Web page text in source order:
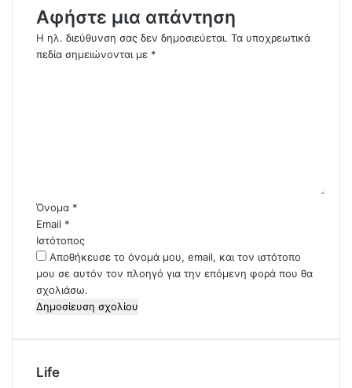
Αφήστε μια απάντηση
Η ηλ. διεύθυνση σας δεν δημοσιεύεται. Τα υποχρεωτικά
πεδία σημειώνονται με *
Όνομα *
Email *
Ιστότοπος
Αποθήκευσε το όνομά μου, email, και τον ιστότοπο
μου σε αυτόν τον πλοηγό για την επόμενη φορά που θα
σχολιάσω.
Life